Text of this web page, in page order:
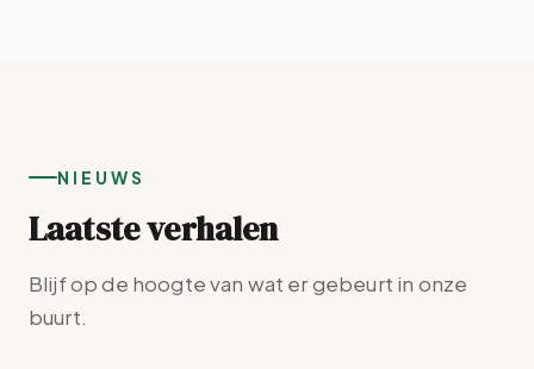
NIEUWS
Laatste verhalen
Blijf op de hoogte van wat er gebeurt in onze
buurt.